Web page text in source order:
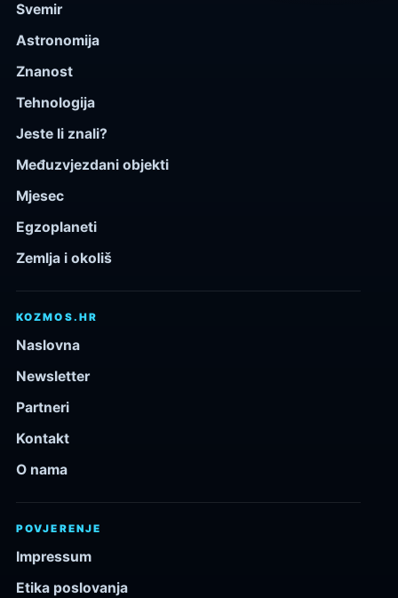
Svemir
Astronomija
Znanost
Tehnologija
Jeste li znali?
Međuzvjezdani objekti
Mjesec
Egzoplaneti
Zemlja i okoliš
KOZMOS.HR
Naslovna
Newsletter
Partneri
Kontakt
O nama
POVJERENJE
Impressum
Etika poslovanja